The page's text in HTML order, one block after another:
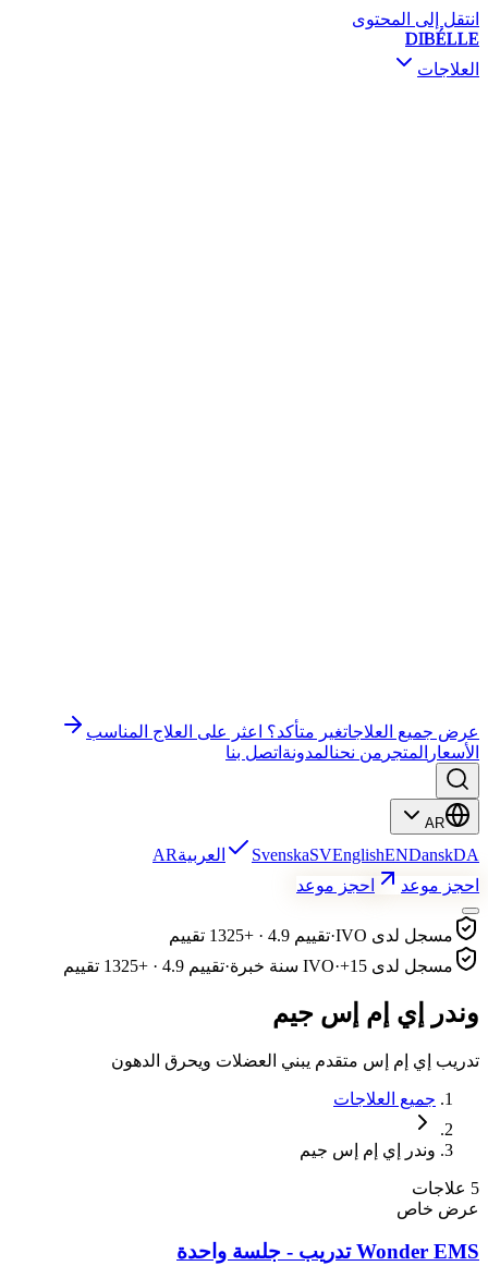
انتقل إلى المحتوى
DIBÉLLE
العلاجات
عرض جميع العلاجاتغير متأكد؟ اعثر على العلاج المناسب
الأسعار المتجر من نحنالمدونة اتصل بنا
AR
SvenskaSVEnglishENDanskDA العربيةAR
احجز موعد
احجز موعد
مسجل لدى IVO ·تقييم 4.9 · +1325 تقييم
مسجل لدى IVO
·+15 سنة خبرة ·تقييم 4.9 · +1325 تقييم
وندر إي إم إس جيم
تدريب إي إم إس متقدم يبني العضلات ويحرق الدهون
جميع العلاجات
وندر إي إم إس جيم
5 علاجات
عرض خاص
Wonder EMS تدريب - جلسة واحدة